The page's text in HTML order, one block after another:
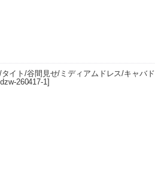
イト/谷間見せ/ミディアムドレス/キャバド
260417-1]